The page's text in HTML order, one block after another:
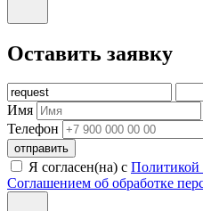
Оставить заявку
Имя
Телефон
отправить
Я согласен(на) с Политикой
Соглашением об обработке